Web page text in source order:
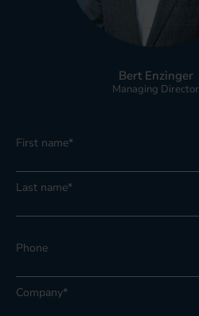
Bert Enzinger
Managing Director
First name*
Last name*
Phone
Company*